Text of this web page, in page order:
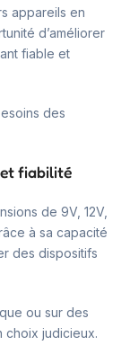
appareils en
d’améliorer
fiable et
des
et fiabilité
de 9V, 12V,
à sa capacité
des dispositifs
ou sur des
choix judicieux.